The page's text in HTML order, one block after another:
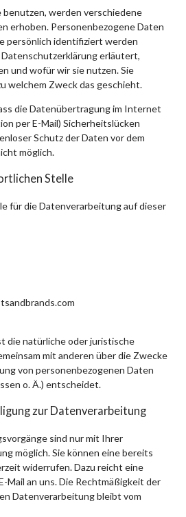
werden verschiedene
erhoben. Personenbezogene Daten
persönlich identifiziert werden
erläutert,
und wofür wir sie nutzen. Sie
welchem Zweck das geschieht.
die Datenübertragung im Internet
per E-Mail) Sicherheitslücken
Schutz der Daten vor dem
möglich.
Stelle
für die Datenverarbeitung auf dieser
die natürliche oder juristische
mit anderen über die Zwecke
von personenbezogenen Daten
o. Ä.) entscheidet.
zur Datenverarbeitung
sind nur mit Ihrer
möglich. Sie können eine bereits
widerrufen. Dazu reicht eine
Mail an uns. Die Rechtmäßigkeit der
Datenverarbeitung bleibt vom